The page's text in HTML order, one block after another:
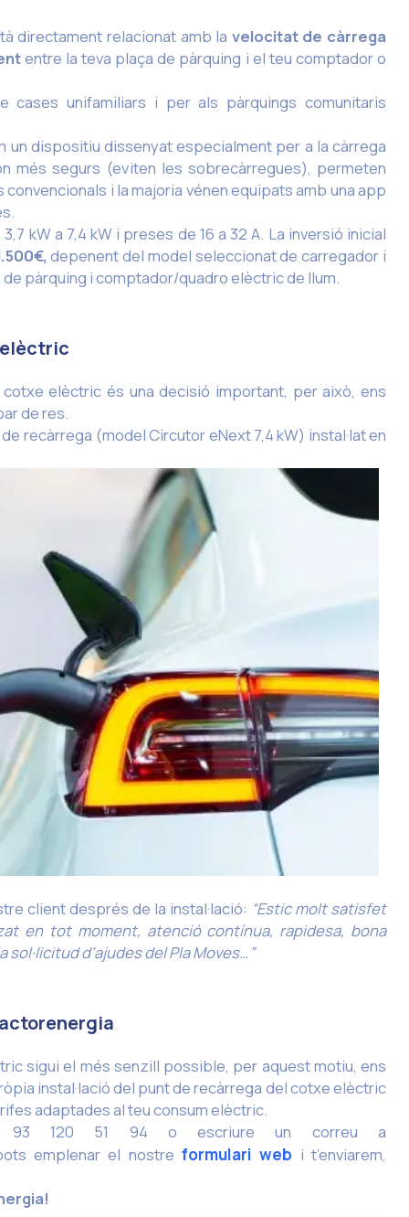
directament relacionat amb la velocitat de càrrega
entre la teva plaça de pàrquing i el teu comptador o
cases unifamiliars i per als pàrquings comunitaris
un dispositiu dissenyat especialment per a la càrrega
més segurs (eviten les sobrecàrregues), permeten
i la majoria vénen equipats amb una app
kW a 7,4 kW i preses de 16 a 32 A. La inversió inicial
depenent del model seleccionat de carregador i
pàrquing i comptador/quadro elèctric de llum.
elèctric
elèctric és una decisió important, per això, ens
de res.
recàrrega (model Circutor eNext 7,4 kW) instal·lat en
client després de la instal·lació: “Estic molt satisfet
en tot moment, atenció contínua, rapidesa, bona
d’ajudes del Pla Moves…”
sigui el més senzill possible, per aquest motiu, ens
instal·lació del punt de recàrrega del cotxe elèctric
adaptades al teu consum elèctric.
93 120 51 94 o escriure un correu a
emplenar el nostre formulari web i t’enviarem,